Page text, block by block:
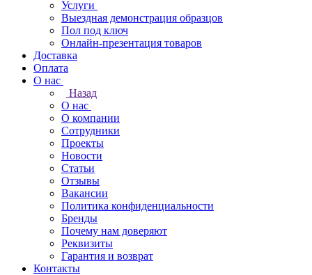
Услуги
Выездная демонстрация образцов
Пол под ключ
Онлайн-презентация товаров
Доставка
Оплата
О нас
Назад
О нас
О компании
Сотрудники
Проекты
Новости
Статьи
Отзывы
Вакансии
Политика конфиденциальности
Бренды
Почему нам доверяют
Реквизиты
Гарантия и возврат
Контакты